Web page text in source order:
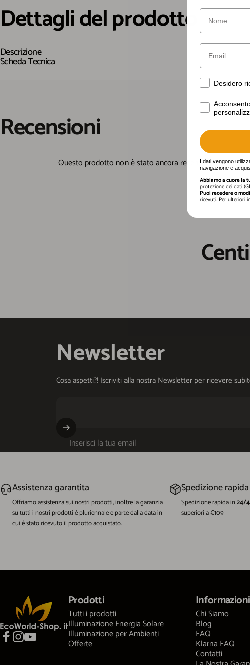
Dettaglidelprodotto
Descrizione
Scheda Tecnica
Recensioni
Newsletter
Cosa aspetti?! Iscriviti alla nostra Newsletter per ricevere
Inserisci la tua email
Assistenza garantita
Offriamo assistenza sui nostri prodotti, inoltre la garanzia
su tutti i nostri prodotti è pluriennale e parte dalla data in
cui è stato ricevuto il prodotto acquistato.
Spedizione rapida
Spedizione rapida in24/
superiori a €109
EcoWorld-Shop Prodotti
Tutti i prodotti
Illuminazione Energia Solare
Illuminazione per Ambienti
Offerte
Informazioni
Chi Siamo
Blog
FAQ
Klarna FAQ
Contatti
Nome
Email
Desidero
Desidero
Acconsento
I dati vengono
navigazione e
Abbiamo a cuore la
protezione dei dati
Puoi recedere o
ricevuti. Per ulteriori